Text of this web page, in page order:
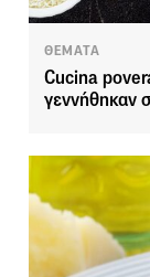
ΘΕΜΑΤΑ
Cucina
γεννήθηκαν